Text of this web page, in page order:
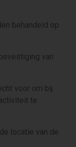
behandeld op
van
voor om bij
te
locatie van de